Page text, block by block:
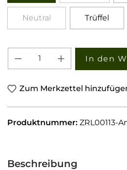
Neutral(Diese Option ist zurzeit
Trüffel
Produkt Anzahl: Gib
In den
Zum Merkzettel
Produktnummer: ZRL00113-
Beschreibung